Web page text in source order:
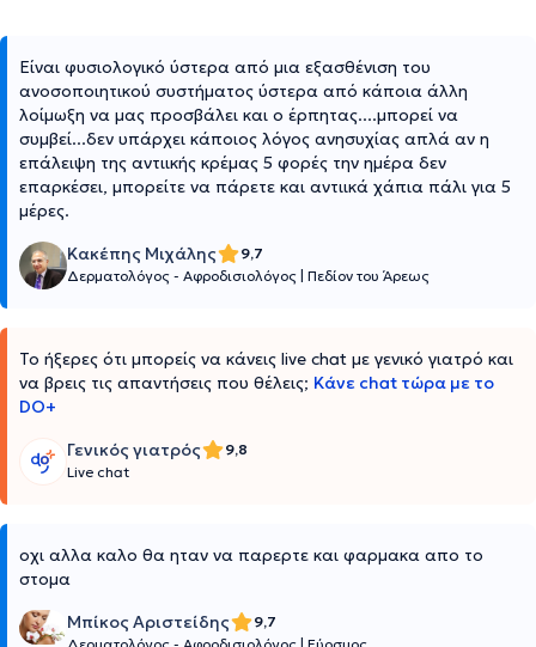
Είναι φυσιολογικό ύστερα από μια εξασθένιση του
ανοσοποιητικού συστήματος ύστερα από κάποια άλλη
λοίμωξη να μας προσβάλει και ο έρπητας....μπορεί να
συμβεί...δεν υπάρχει κάποιος λόγος ανησυχίας απλά αν η
επάλειψη της αντιικής κρέμας 5 φορές την ημέρα δεν
επαρκέσει, μπορείτε να πάρετε και αντιικά χάπια πάλι για 5
μέρες.
Κακέπης Μιχάλης
9,7
Δερματολόγος - Αφροδισιολόγος Πεδίον του Άρεως
Το ήξερες ότι μπορείς να κάνεις live chat με γενικό γιατρό και
να βρεις τις απαντήσεις που θέλεις; Κάνε chat τώρα με το
DO+
Γενικός γιατρός
9,8
Live chat
οχι αλλα καλο θα ηταν να παρερτε και φαρμακα απο το
στομα
Μπίκος Αριστείδης
9,7